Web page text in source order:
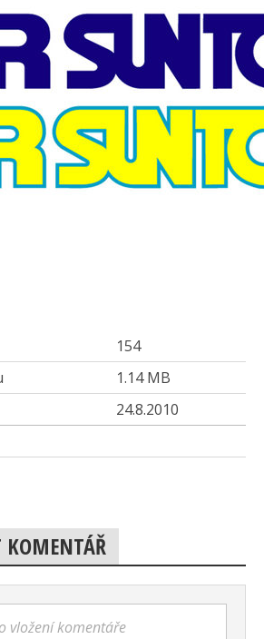
154
1.14 MB
24.8.2010
KOMENTÁŘ
vložení komentáře